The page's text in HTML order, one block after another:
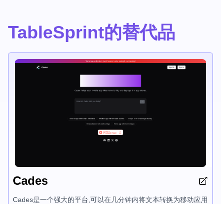
TableSprint的替代品
Cades
Cades是一个强大的平台,可以在几分钟内将文本转换为移动应用